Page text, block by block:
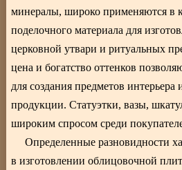
минералы, широко применяются в
поделочного материала для
церковной утвари и ритуальных
цена и богатство оттенков
для создания предметов интерьера
продукции. Статуэтки, вазы,
широким спросом среди
Определенные разновидности
в изготовлении облицовочной